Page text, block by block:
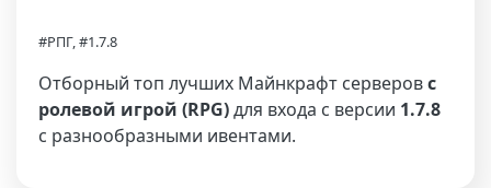
#РПГ, #1.7.8
Отборный топ лучших Майнкрафт серверовс
ролевой игрой (RPG)для входа с версии 1.7.8
с разнообразными ивентами.